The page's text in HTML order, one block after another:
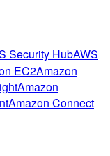
Security HubAWS
EC2Amazon
Amazon
Amazon Connect